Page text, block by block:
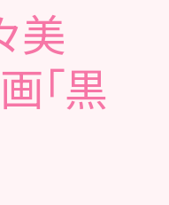
美
「黒